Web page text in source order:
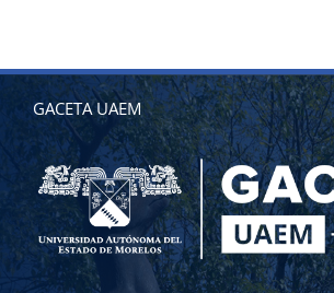
GACETA UAEM